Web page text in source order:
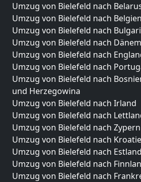
Umzug von Bielefeld nach
Umzug von Bielefeld nach Belgien
Umzug von Bielefeld nach
Umzug von Bielefeld nach
Umzug von Bielefeld nach
Umzug von Bielefeld nach
Umzug von Bielefeld nach
und Herzegowina
Umzug von Bielefeld nach Irland
Umzug von Bielefeld nach
Umzug von Bielefeld nach Zypern
Umzug von Bielefeld nach
Umzug von Bielefeld nach Estland
Umzug von Bielefeld nach
Umzug von Bielefeld nach